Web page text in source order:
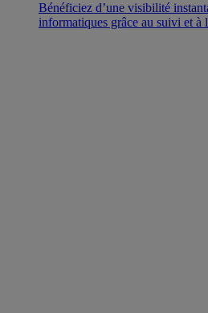
Bénéficiez d’une visibilité
informatiques grâce au suivi et à